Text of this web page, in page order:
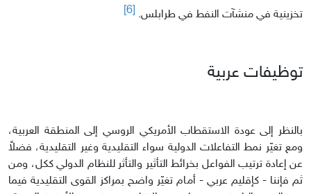
تخزينية في منشآت النفط في طرابلس.
توظيفات عربية
بالنظر إلى عودة الاستقطاب الأمريكي الروسي إلى المنطقة العربية،
ومع تغيّر نمط التفاعلات الدولية سواء التقليدية وغير التقليدية، فضلاً
عن إعادة ترتيب الفواعل بخرائط التأثير والتأثر للنظام الدولي ككل، ومن
ثم فإننا - كإقليم عربي - أمام تغيّر واضح بمراكز القوى التقليدية فيما